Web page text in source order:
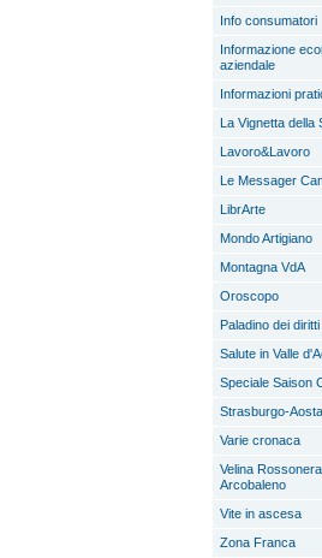
Info consumatori
Informazione
aziendale
Informazioni
La Vignetta della
Lavoro&Lavoro
Le Messager
LibrArte
Mondo Artigiano
Montagna VdA
Oroscopo
Paladino dei diritti
Salute in Valle
Speciale Saison
Strasburgo-Aosta
Varie cronaca
Velina
Arcobaleno
Vite in ascesa
Zona Franca